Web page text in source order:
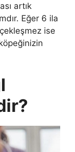
artık
Eğer 6 ila
ise